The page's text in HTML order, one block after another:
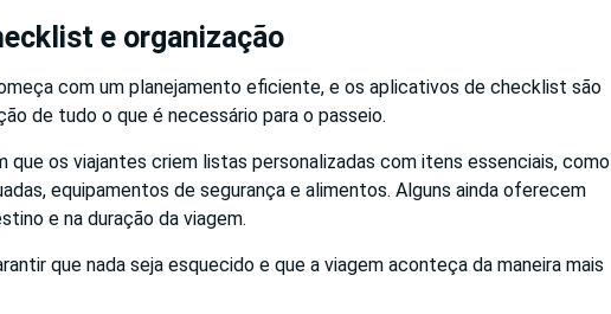
e organização
com um planejamento eficiente, e os aplicativos de checklist são
de tudo o que é necessário para o passeio.
que os viajantes criem listas personalizadas com itens essenciais, como
equipamentos de segurança e alimentos. Alguns ainda oferecem
e na duração da viagem.
que nada seja esquecido e que a viagem aconteça da maneira mais